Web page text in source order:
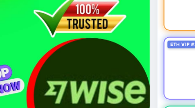
Vlike.vn!
#xrpledger
ETH VIP